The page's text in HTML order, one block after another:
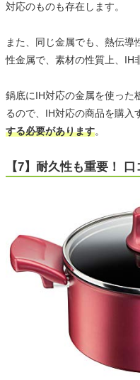
対応のものも存在します。
また、同じ金属でも、熱伝導
性金属で、素材の性質上、IH
鍋底にIH対応の金属を使った
るので、IH対応の商品を購入
する必要があります。
【7】耐久性も重要！